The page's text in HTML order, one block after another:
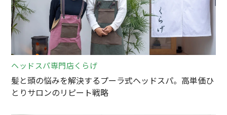
ヘッドスパ専門店くらげ
髪と頭の悩みを解決するプーラ式ヘッドスパ。高単価ひ
とりサロンのリピート戦略